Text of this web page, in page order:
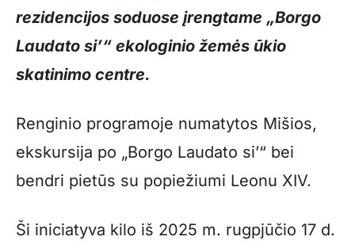
rezidencijos soduose įrengtame „Borgo
Laudato si’“ ekologinio žemės ūkio
skatinimo centre.
Renginio programoje numatytos Mišios,
ekskursija po „Borgo Laudato si’“ bei
bendri pietūs su popiežiumi Leonu XIV.
Ši iniciatyva kilo iš 2025 m. rugpjūčio 17 d.